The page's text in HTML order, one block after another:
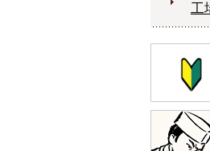
工